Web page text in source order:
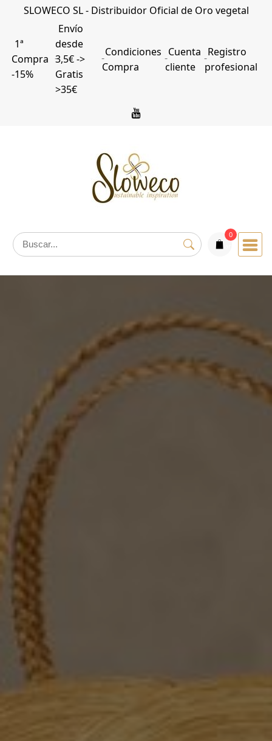
Saltar
contenido
SLOWECO SL - Distribuidor Oficial de Oro vegetal
1ª
Compra
-15%
Envío
desde
3,5€ ->
Gratis
>35€
Condiciones
Compra
Cuenta
cliente
Registro
profesional
0
articulos